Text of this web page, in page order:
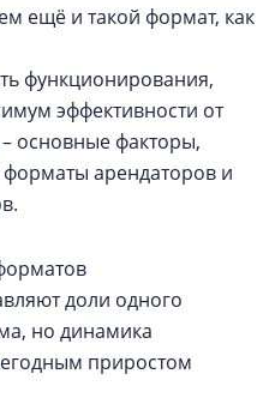
ещё и такой формат, как
функционирования,
эффективности от
основные факторы,
арендаторов и
доли одного
но динамика
приростом